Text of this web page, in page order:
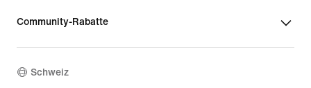
Community-Rabatte
Schweiz